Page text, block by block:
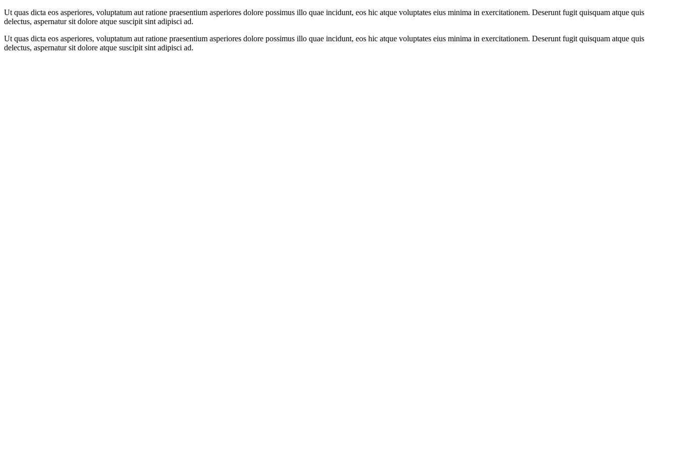
Ut quas dicta eos asperiores, voluptatum aut ratione praesentium asperiores dolore possimus illo quae incidunt, eos hic atque voluptates eius minima in exercitationem. Deserunt fugit quisquam atque quis
delectus, aspernatur sit dolore atque suscipit sint adipisci ad.
Ut quas dicta eos asperiores, voluptatum aut ratione praesentium asperiores dolore possimus illo quae incidunt, eos hic atque voluptates eius minima in exercitationem. Deserunt fugit quisquam atque quis
delectus, aspernatur sit dolore atque suscipit sint adipisci ad.